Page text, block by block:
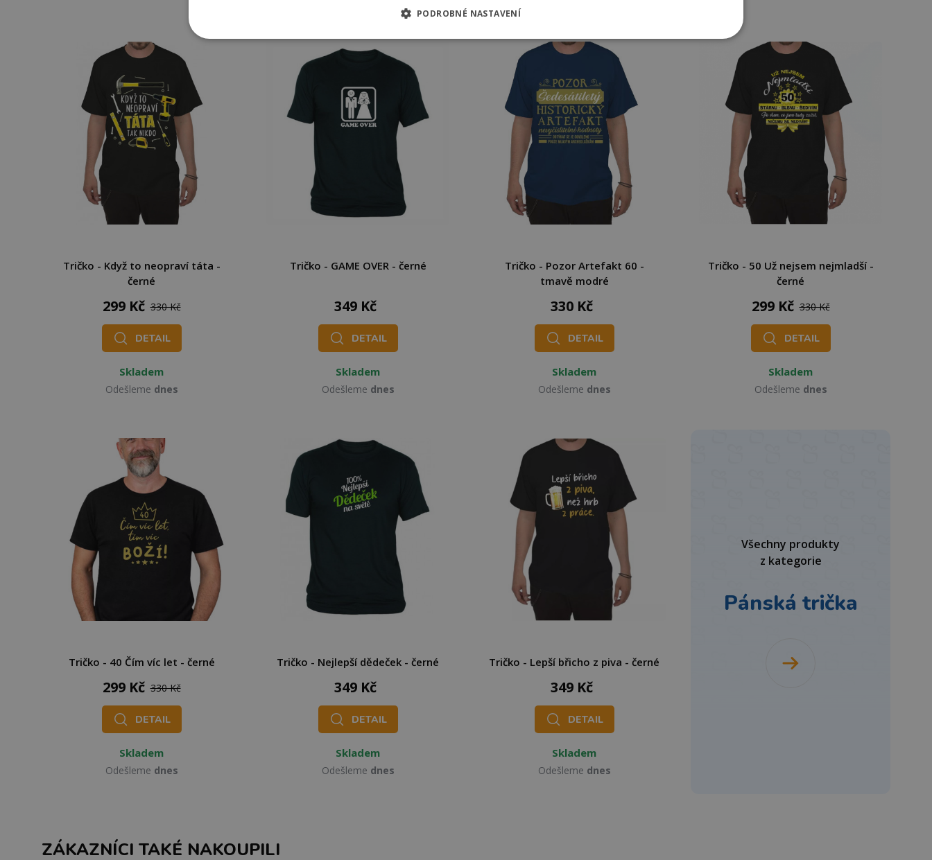
Tričko - Když to neopraví táta -
černé
299 Kč 330 Kč
DETAIL
Skladem
Odešleme dnes
Tričko - GAME OVER - černé
349 Kč
DETAIL
Skladem
Odešleme dnes
Tričko - Pozor Artefakt 60 -
tmavě modré
330 Kč
DETAIL
Skladem
Odešleme dnes
Tričko - 50 Už nejsem nejmladší -
černé
299 Kč 330 Kč
DETAIL
Skladem
Odešleme dnes
Tričko - 40 Čím víc let - černé
299 Kč 330 Kč
DETAIL
Skladem
Odešleme dnes
Tričko - Nejlepší dědeček - černé
349 Kč
DETAIL
Skladem
Odešleme dnes
Tričko - Lepší břicho z piva - černé
349 Kč
DETAIL
Skladem
Odešleme dnes
Všechny produkty
z kategorie
Pánská trička
ZÁKAZNÍCI TAKÉ NAKOUPILI
PODROBNÉ NASTAVENÍ